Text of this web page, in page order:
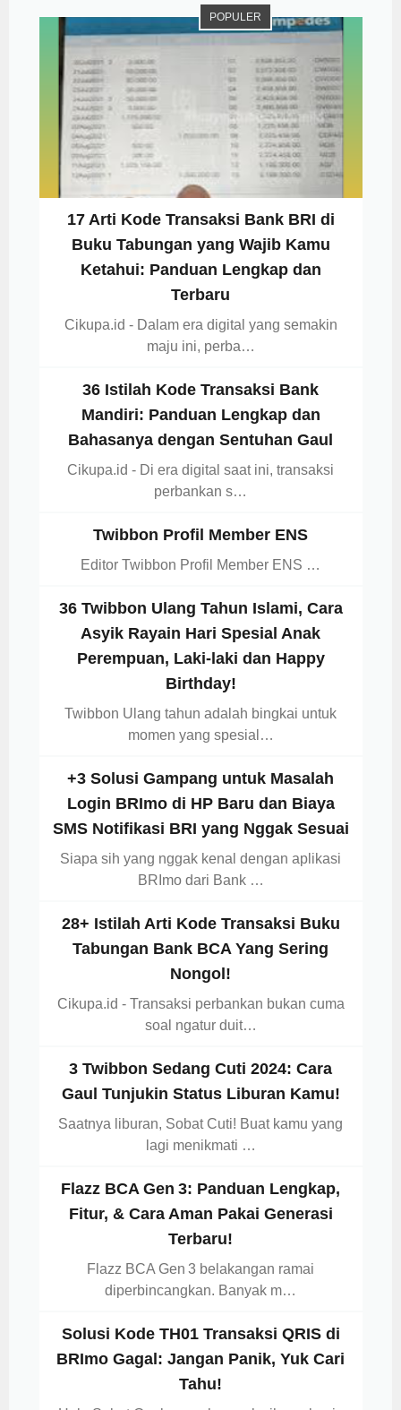
POPULER
17 Arti Kode Transaksi Bank BRI di
Buku Tabungan yang Wajib Kamu
Ketahui: Panduan Lengkap dan
Terbaru
Cikupa.id - Dalam era digital yang semakin
maju ini, perba…
36 Istilah Kode Transaksi Bank
Mandiri: Panduan Lengkap dan
Bahasanya dengan Sentuhan Gaul
Cikupa.id - Di era digital saat ini, transaksi
perbankan s…
Twibbon Profil Member ENS
Editor Twibbon Profil Member ENS …
36 Twibbon Ulang Tahun Islami, Cara
Asyik Rayain Hari Spesial Anak
Perempuan, Laki-laki dan Happy
Birthday!
Twibbon Ulang tahun adalah bingkai untuk
momen yang spesial…
+3 Solusi Gampang untuk Masalah
Login BRImo di HP Baru dan Biaya
SMS Notifikasi BRI yang Nggak Sesuai
Siapa sih yang nggak kenal dengan aplikasi
BRImo dari Bank …
28+ Istilah Arti Kode Transaksi Buku
Tabungan Bank BCA Yang Sering
Nongol!
Cikupa.id - Transaksi perbankan bukan cuma
soal ngatur duit…
3 Twibbon Sedang Cuti 2024: Cara
Gaul Tunjukin Status Liburan Kamu!
Saatnya liburan, Sobat Cuti! Buat kamu yang
lagi menikmati …
Flazz BCA Gen 3: Panduan Lengkap,
Fitur, & Cara Aman Pakai Generasi
Terbaru!
Flazz BCA Gen 3 belakangan ramai
diperbincangkan. Banyak m…
Solusi Kode TH01 Transaksi QRIS di
BRImo Gagal: Jangan Panik, Yuk Cari
Tahu!